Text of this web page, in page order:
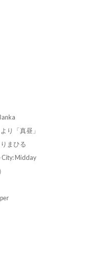
り「真昼」
まひる
City: Midday